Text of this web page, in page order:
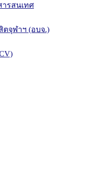
รสนเทศ
จุฬาฯ (อบจ.)